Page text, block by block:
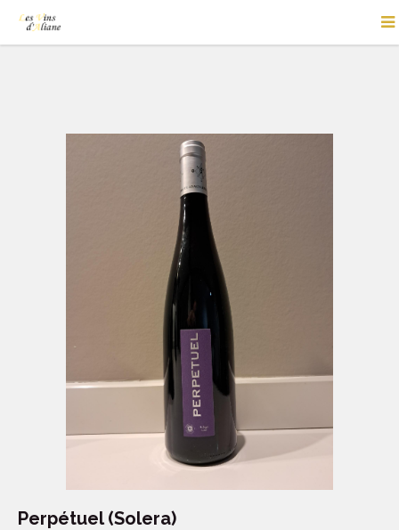
Perpétuel (Solera)